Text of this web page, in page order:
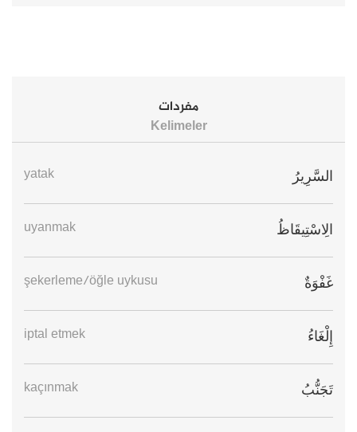
مفردات
Kelimeler
السَّرِيرُ yatak
الِاسْتِيقَاظُ uyanmak
غَفْوَةٌ şekerleme/öğle uykusu
إِلْغَاءُ iptal etmek
تَجَنُّبُ kaçınmak